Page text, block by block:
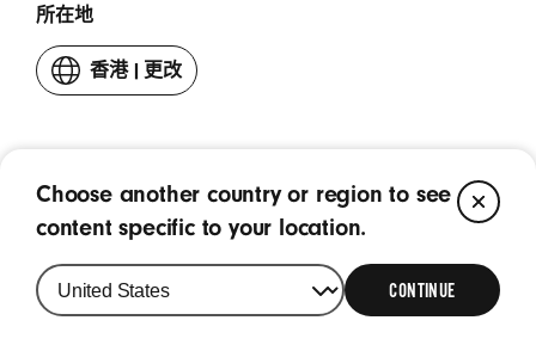
所在地
香港 | 更改
你
或
區
Youku
(喺
視
窗
weibo
(喺
新
窗
Facebook
(喺
新
視
窗
Instagram
新
視
窗
Choose another country or region to see
content specific to your location.
CONTINUE